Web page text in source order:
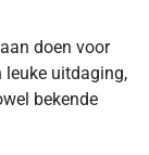
doen voor
leuke uitdaging,
bekende